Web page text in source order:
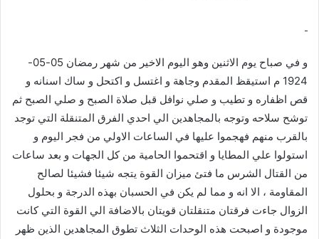
و في صباح يوم الاثنين وهو اليوم الاخير من شهر رمضان 05-05-
1924 م استيقظ المقدم وجاهة و اغتسل و اكتحل و ساك اسنانه و
قص اظفاره و تطيب و صلي نوافل قبل صلاة الصبح و صلي الصبح ثم
توشح سلاحه وتوجه بالمجاهدين الي احدي الفرق المتنقلة التي توجد
بالقرب منهم فهجموا عليها في الساعات الاولي من فجر اليوم و
استولوا علي المطايا و اقتحموا الحامية من كل الجهات و بعد ساعات
من القتال الشرس ما فتئ ميزان القوة يتجه شيئا فشيئا لصالح
المقاومة ، الا انه و مما لم يكن في الحسبان بهذه الدرجة و بحلول
الزوال جاءت فرقتان متنقلتان قويتان بالاضافة الي القوة التي كانت
موجودة و اصبحت هذه الوحدات الثلاث تطوق المجاهدين الذين ظهر